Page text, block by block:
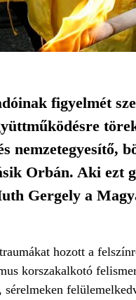
figyelmét
nemzetegyesítő,
Orbán. Aki ezt
Gergely a
hozott a
korszakalkotó